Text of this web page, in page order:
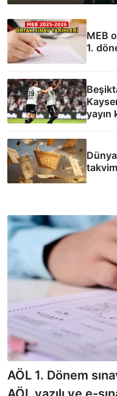
MEB
1.
yayın
AÖL 1. Dönem